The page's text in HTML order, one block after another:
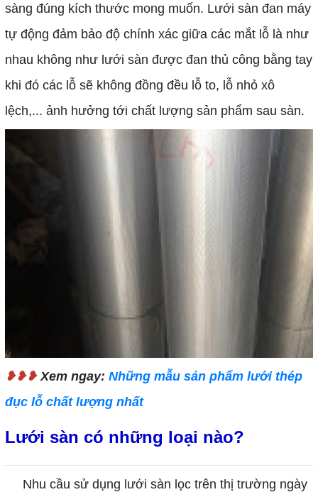
sàng đúng kích thước mong muốn. Lưới sàn đan máy
tự động đảm bảo độ chính xác giữa các mắt lỗ là như
nhau không như lưới sàn được đan thủ công bằng tay
khi đó các lỗ sẽ không đồng đều lỗ to, lỗ nhỏ xô
lệch,... ảnh hưởng tới chất lượng sản phẩm sau sàn.
❥❥❥ Xem ngay: Những mẫu sản phẩm lưới thép
đục lỗ chất lượng nhất
Lưới sàn có những loại nào?
Nhu cầu sử dụng lưới sàn lọc trên thị trường ngày